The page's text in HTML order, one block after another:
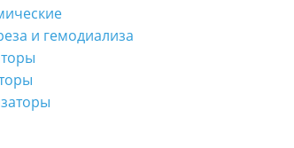
и гемодиализа